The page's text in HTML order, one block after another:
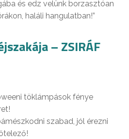
és edz velünk borzasztóan
haláli hangulatban!”
– ZSIRÁF
töklámpások fénye
szabad, jól érezni